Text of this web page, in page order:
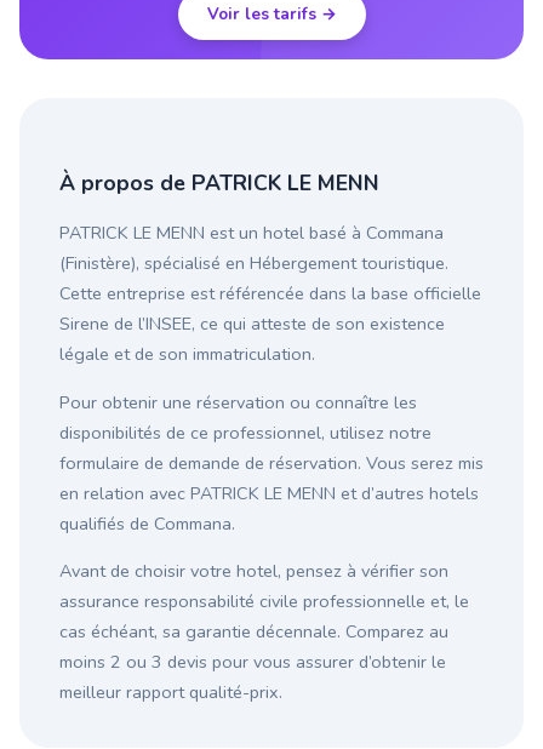
Voir les tarifs →
À propos de PATRICK LE MENN
PATRICK LE MENN est un hotel basé à Commana
(Finistère), spécialisé en Hébergement touristique.
Cette entreprise est référencée dans la base officielle
Sirene de l’INSEE, ce qui atteste de son existence
légale et de son immatriculation.
Pour obtenir une réservation ou connaître les
disponibilités de ce professionnel, utilisez notre
formulaire de demande de réservation. Vous serez mis
en relation avec PATRICK LE MENN et d’autres hotels
qualifiés de Commana.
Avant de choisir votre hotel, pensez à vérifier son
assurance responsabilité civile professionnelle et, le
cas échéant, sa garantie décennale. Comparez au
moins 2 ou 3 devis pour vous assurer d’obtenir le
meilleur rapport qualité-prix.